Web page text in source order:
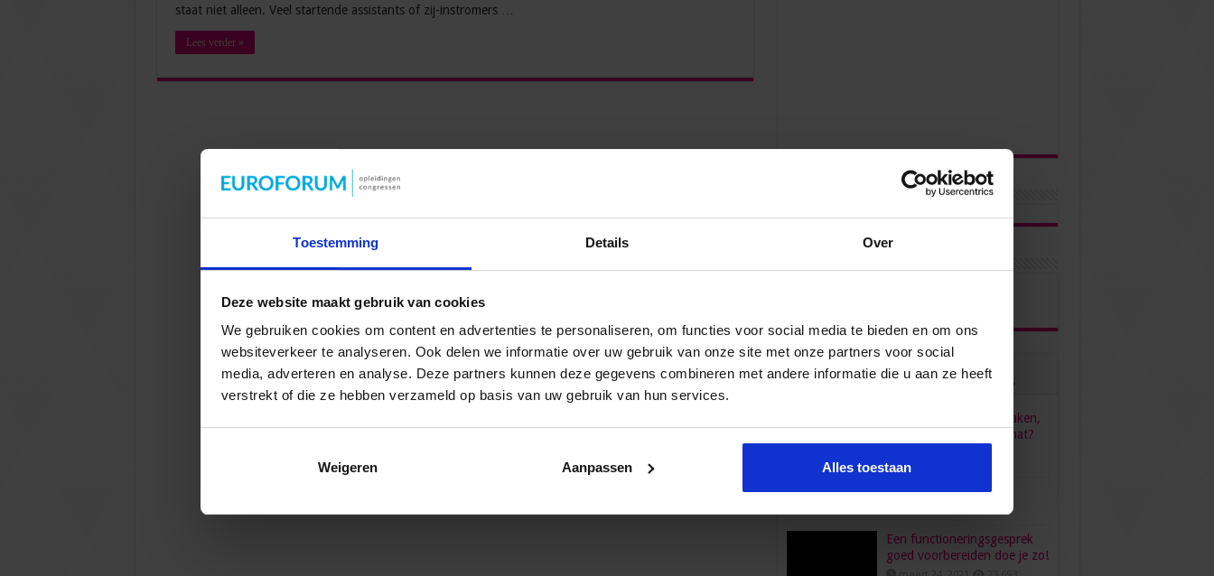
Toestemming Details Over
Deze website maakt gebruik van cookies
We gebruiken cookies om content en advertenties te personaliseren, om functies voor social media te bieden en om ons
websiteverkeer te analyseren. Ook delen we informatie over uw gebruik van onze site met onze partners voor social
media, adverteren en analyse. Deze partners kunnen deze gegevens combineren met andere informatie die u aan ze heeft
verstrekt of die ze hebben verzameld op basis van uw gebruik van hun services.
Weigeren Aanpassen Alles toestaan
staat niet alleen. Veel startende assistants of zij-instromers …
Lees verder »
Populair Recent Reacties Tags
HR, HRM, personeelszaken,
P&O… Is het één pot nat?
Wat verdient een secretaresse?
Een functioneringsgesprek
goed voorbereiden doe je zo!